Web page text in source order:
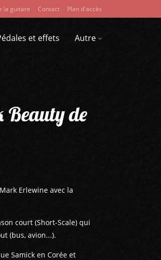
la guitare Contact Plan d'accès
et effets Autre
Beauty de
Erlewine avec la
court (Short-Scale) qui
(bus, avion...).
Samick en Corée et